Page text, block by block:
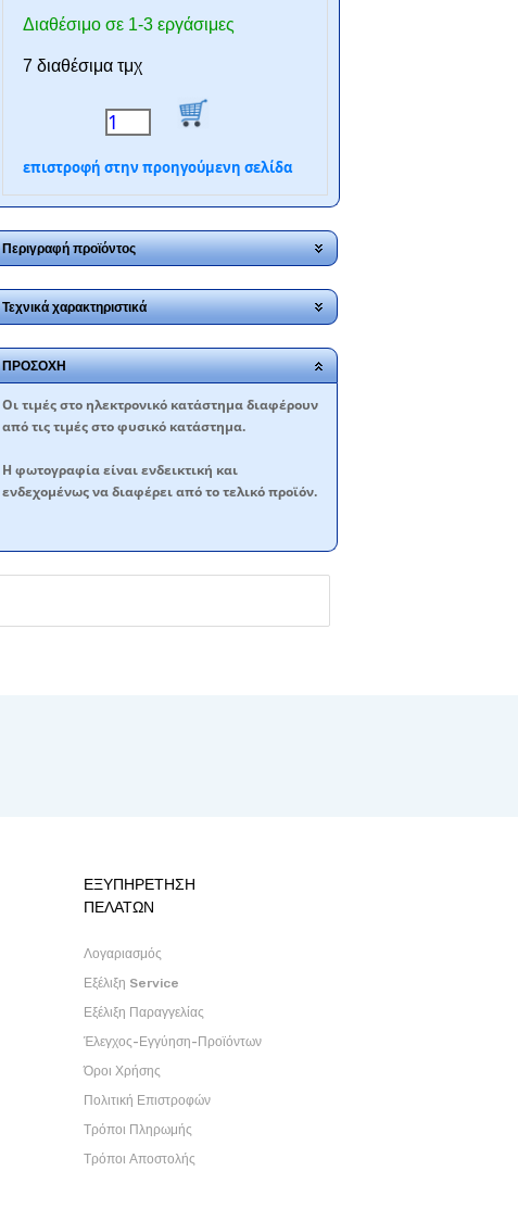
Διαθέσιμο σε 1-3 εργάσιμες
7 διαθέσιμα τμχ
επιστροφή στην προηγούμενη σελίδα
Περιγραφή προϊόντος
Τεχνικά χαρακτηριστικά
ΠΡΟΣΟΧΗ
Oι τιμές στο ηλεκτρονικό κατάστημα διαφέρουν
από τις τιμές στο φυσικό κατάστημα.
Η φωτογραφία είναι ενδεικτική και
ενδεχομένως να διαφέρει από το τελικό προϊόν.
ΕΞΥΠΗΡΕΤΗΣΗ
ΠΕΛΑΤΩΝ
Λογαριασμός
Εξέλιξη Service
Εξέλιξη Παραγγελίας
Έλεγχος-Εγγύηση-Προϊόντων
Όροι Χρήσης
Πολιτική Επιστροφών
Τρόποι Πληρωμής
Τρόποι Αποστολής